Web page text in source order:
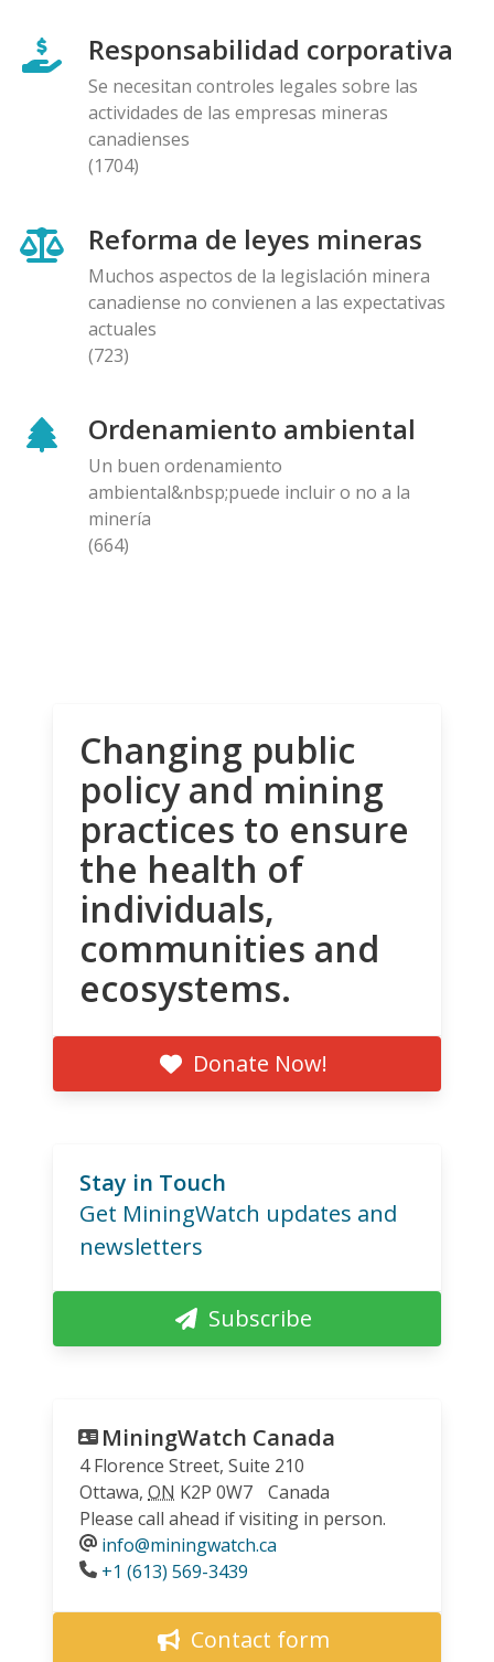
Responsabilidad corporativa
Se necesitan controles legales sobre las
actividades de las empresas mineras
canadienses
(1704)
Reforma de leyes mineras
Muchos aspectos de la legislación minera
canadiense no convienen a las expectativas
actuales
(723)
Ordenamiento ambiental
Un buen ordenamiento
ambiental&nbsp;puede incluir o no a la
minería
(664)
Changing public
policy and mining
practices to ensure
the health of
individuals,
communities and
ecosystems.
Donate Now!
Stay in Touch
Get MiningWatch updates and
newsletters
Subscribe
MiningWatch Canada
4 Florence Street, Suite 210
Ottawa, ON K2P 0W7
Canada
Please call ahead if visiting in person.
info@miningwatch.ca
Phone
+1 (613) 569-3439
Contact form